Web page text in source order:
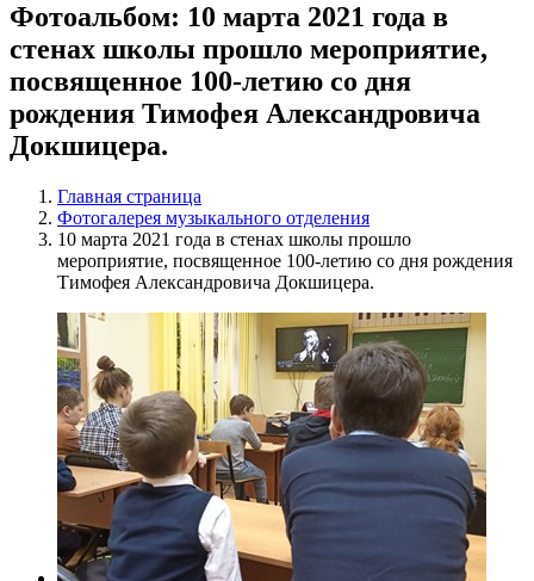
Фотоальбом: 10 марта 2021 года в
стенах школы прошло мероприятие,
посвященное 100-летию со дня
рождения Тимофея Александровича
Докшицера.
Главная страница
Фотогалерея музыкального отделения
10 марта 2021 года в стенах школы прошло
мероприятие, посвященное 100-летию со дня рождения
Тимофея Александровича Докшицера.